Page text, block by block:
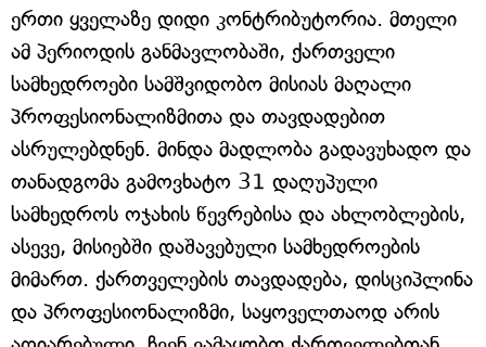
ერთი ყველაზე დიდი კონტრიბუტორია. მთელი
ამ პერიოდის განმავლობაში, ქართველი
სამხედროები სამშვიდობო მისიას მაღალი
პროფესიონალიზმითა და თავდადებით
ასრულებდნენ. მინდა მადლობა გადავუხადო და
თანადგომა გამოვხატო 31 დაღუპული
სამხედროს ოჯახის წევრებისა და ახლობლების,
ასევე, მისიებში დაშავებული სამხედროების
მიმართ. ქართველების თავდადება, დისციპლინა
და პროფესიონალიზმი, საყოველთაოდ არის